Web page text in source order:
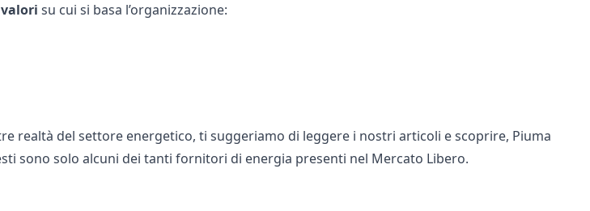
valori su cui si basa l’organizzazione:
realtà del settore energetico, ti suggeriamo di leggere i nostri articoli e scoprire, Piuma
sono solo alcuni dei tanti fornitori di energia presenti nel Mercato Libero.